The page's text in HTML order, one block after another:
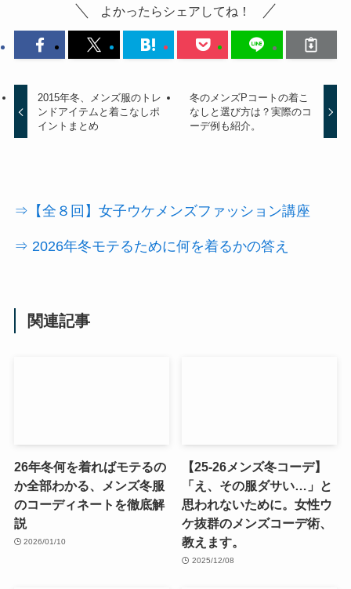
よかったらシェアしてね！
2015年冬、メンズ服のトレ
ンドアイテムと着こなしポ
イントまとめ
冬のメンズPコートの着こ
なしと選び方は？実際のコ
ーデ例も紹介。
⇒【全８回】女子ウケメンズファッション講座
⇒ 2026年冬モテるために何を着るかの答え
関連記事
26年冬何を着ればモテるの
か全部わかる、メンズ冬服
のコーディネートを徹底解
説
2026/01/10
【25-26メンズ冬コーデ】
「え、その服ダサい…」と
思われないために。女性ウ
ケ抜群のメンズコーデ術、
教えます。
2025/12/08